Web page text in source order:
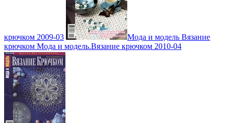
крючком 2009-03
Мода и модель Вязание
крючком Мода и модель.Вязание крючком 2010-04